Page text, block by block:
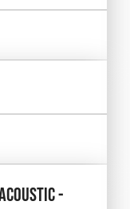
-